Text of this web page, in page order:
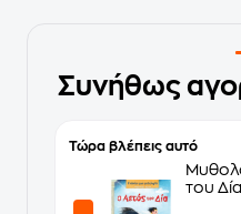
Συνήθως
Τώρα βλέπεις αυτό
του Δία